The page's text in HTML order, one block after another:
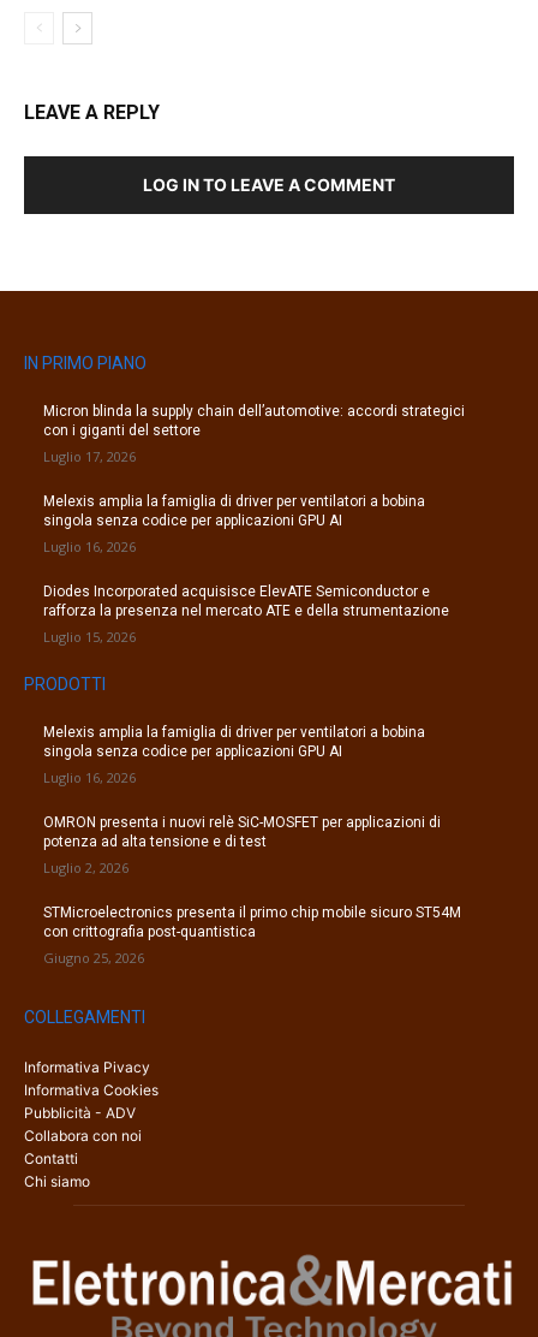
LEAVE A REPLY
LOG IN TO LEAVE A COMMENT
IN PRIMO PIANO
Micron blinda la supply chain dell’automotive: accordi strategici
con i giganti del settore
Luglio 17, 2026
Melexis amplia la famiglia di driver per ventilatori a bobina
singola senza codice per applicazioni GPU AI
Luglio 16, 2026
Diodes Incorporated acquisisce ElevATE Semiconductor e
rafforza la presenza nel mercato ATE e della strumentazione
Luglio 15, 2026
PRODOTTI
Melexis amplia la famiglia di driver per ventilatori a bobina
singola senza codice per applicazioni GPU AI
Luglio 16, 2026
OMRON presenta i nuovi relè SiC-MOSFET per applicazioni di
potenza ad alta tensione e di test
Luglio 2, 2026
STMicroelectronics presenta il primo chip mobile sicuro ST54M
con crittografia post-quantistica
Giugno 25, 2026
COLLEGAMENTI
Informativa Pivacy
Informativa Cookies
Pubblicità - ADV
Collabora con noi
Contatti
Chi siamo